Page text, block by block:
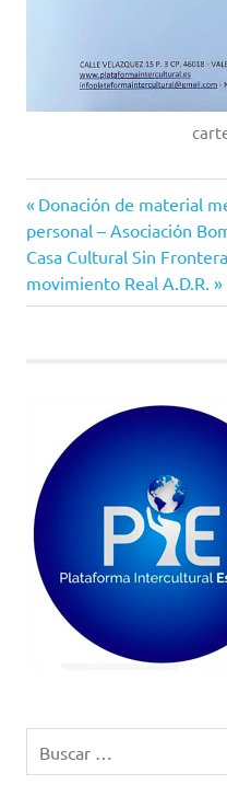
Navegación
de
entradas
Entrada
anterior:
Donación de material
personal – Asociación
Siguiente
entrada:
Casa Cultural Sin
movimiento Real A.D.R.